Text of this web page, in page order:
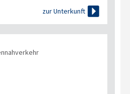
zur Unterkunft 